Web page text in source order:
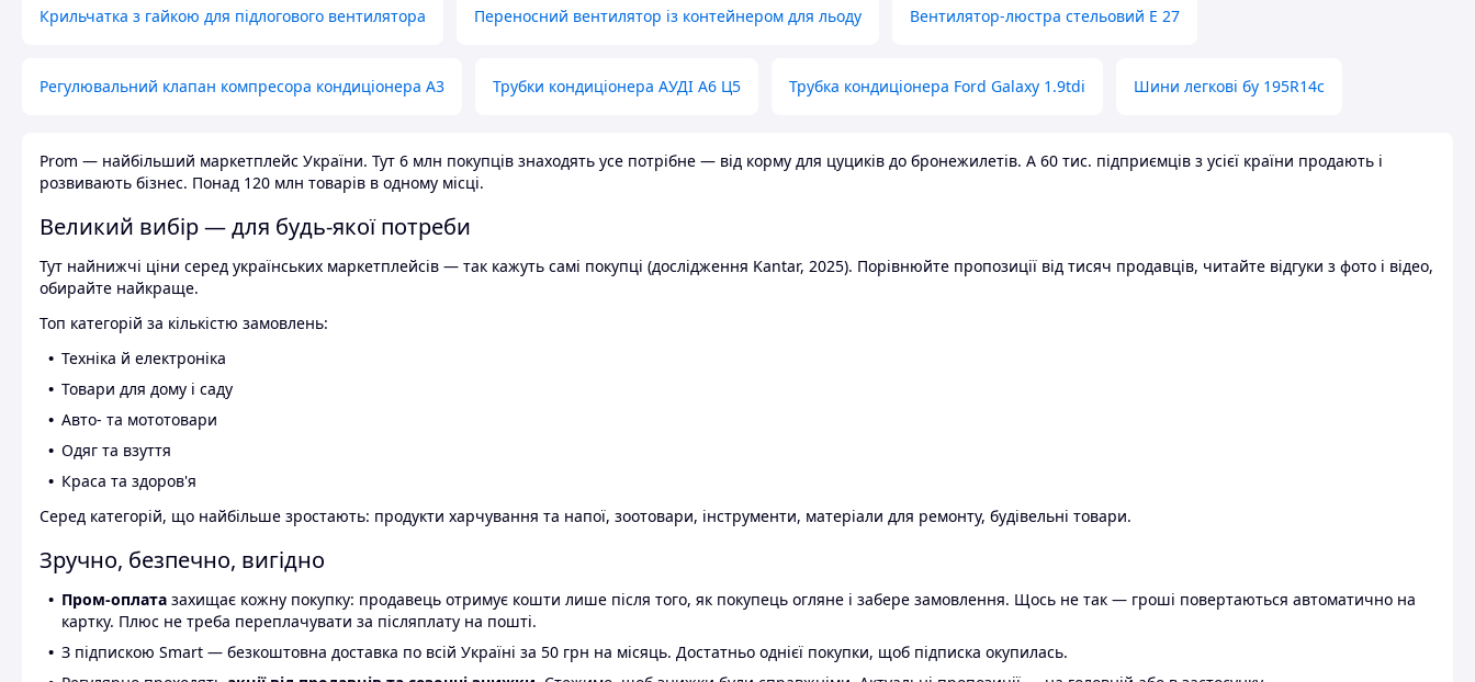
Крильчатка з гайкою для підлогового вентилятора Переносний вентилятор із контейнером для льоду Вентилятор-люстра стельовий E 27
Регулювальний клапан компресора кондиціонера А3 Трубки кондиціонера АУДІ А6 Ц5 Трубка кондиціонера Ford Galaxy 1.9tdi Шини легкові бу 195R14c
Prom — найбільший маркетплейс України. Тут 6 млн покупців знаходять усе потрібне — від корму для цуциків до бронежилетів. А 60 тис. підприємців з усієї країни продають і
розвивають бізнес. Понад 120 млн товарів в одному місці.
Великий вибір — для будь-якої потреби
Тут найнижчі ціни серед українських маркетплейсів — так кажуть самі покупці (дослідження Kantar, 2025). Порівнюйте пропозиції від тисяч продавців, читайте відгуки з фото і відео,
обирайте найкраще.
Топ категорій за кількістю замовлень:
Техніка й електроніка
Товари для дому і саду
Авто- та мототовари
Одяг та взуття
Краса та здоров'я
Серед категорій, що найбільше зростають: продукти харчування та напої, зоотовари, інструменти, матеріали для ремонту, будівельні товари.
Зручно, безпечно, вигідно
Пром-оплата захищає кожну покупку: продавець отримує кошти лише після того, як покупець огляне і забере замовлення. Щось не так — гроші повертаються автоматично на
картку. Плюс не треба переплачувати за післяплату на пошті.
З підпискою Smart — безкоштовна доставка по всій Україні за 50 грн на місяць. Достатньо однієї покупки, щоб підписка окупилась.